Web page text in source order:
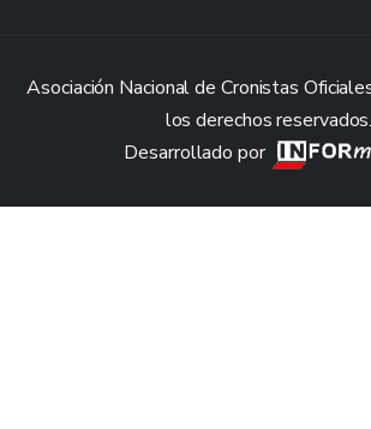
Asociación Nacional de Cronistas
los derechos reservados.
Desarrollado por